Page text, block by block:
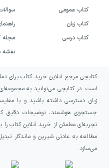
کتاب عمومی
کتاب زبان
کتاب درسی
مجله
نقشه
کتابچی مرجع آنلاین خرید کتاب برای
است. در کتابچی می‌توانید به
زبان دسترسی داشته باشید و با
جستجوی هوشمند، توضیحات دقیق
تجربه‌ای مطمئن از خرید آنلاین کتاب
مطالعه به عادتی شیرین و ماندگار
می‌سازد.